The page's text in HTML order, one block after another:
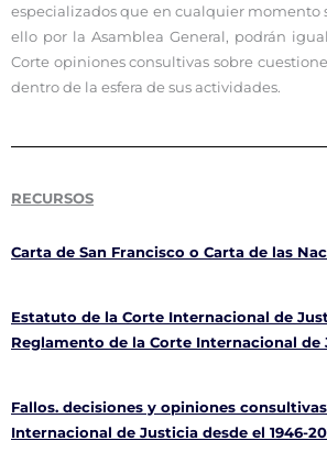
especializados que en cualquier momento
ello por la Asamblea General, podrán
Corte opiniones consultivas sobre
dentro de la esfera de sus actividades.
RECURSOS
Carta de San Francisco o Carta de las
Estatuto de la Corte Internacional de
Reglamento de la Corte Internacional de
Fallos. decisiones y opiniones
Internacional de Justicia desde el 1946-